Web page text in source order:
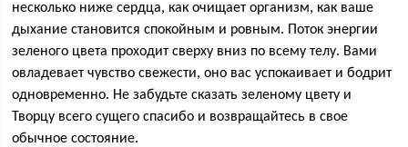
несколько ниже сердца, как очищает организм, как ваше
дыхание становится спокойным и ровным. Поток энергии
зеленого цвета проходит сверху вниз по всему телу. Вами
овладевает чувство свежести, оно вас успокаивает и бодрит
одновременно. Не забудьте сказать зеленому цвету и
Творцу всего сущего спасибо и возвращайтесь в свое
обычное состояние.